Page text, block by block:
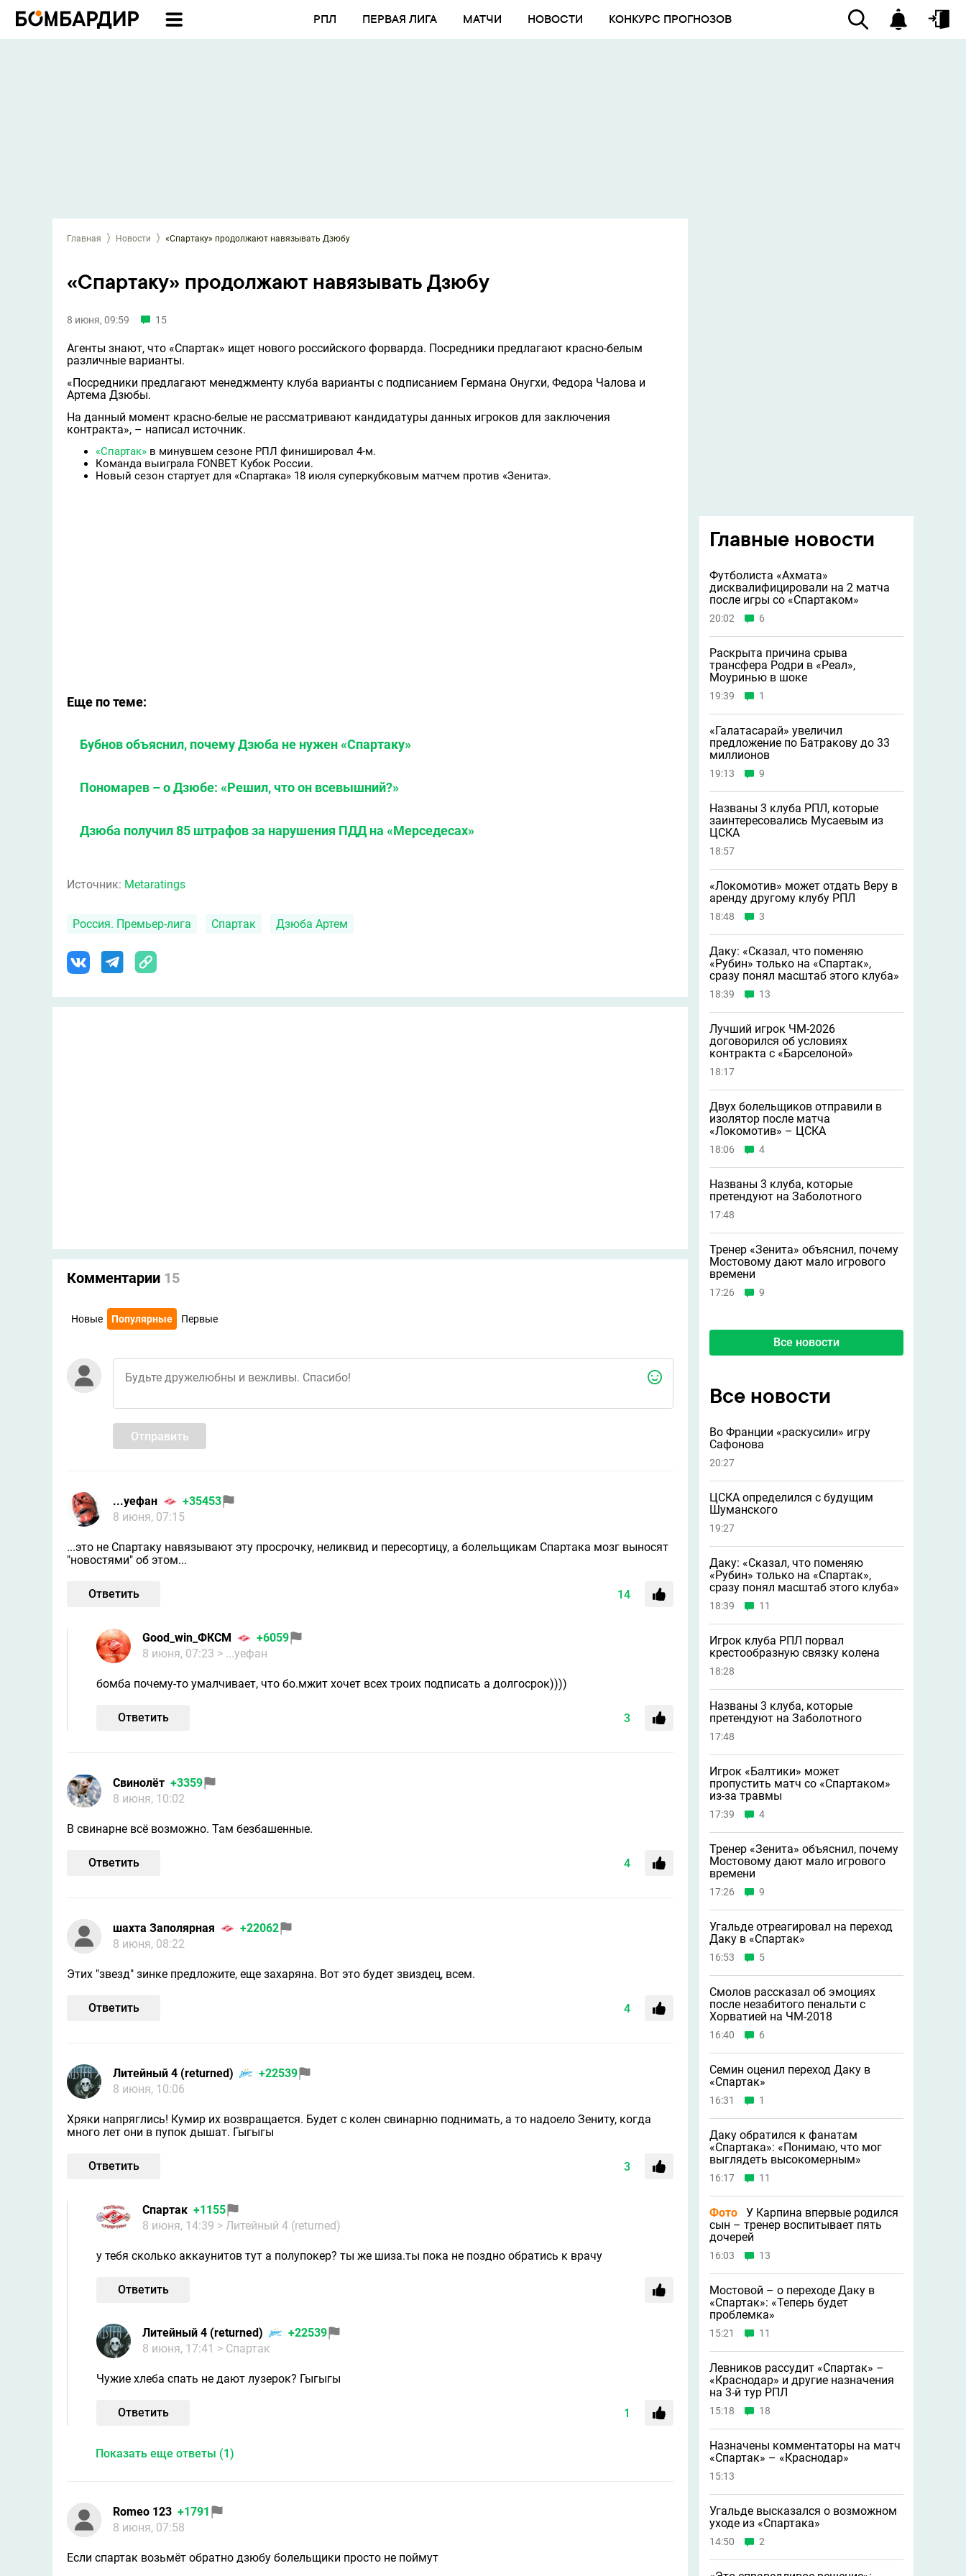
РПЛ ПЕРВАЯ ЛИГА МАТЧИ НОВОСТИ КОНКУРС ПРОГНОЗОВ
Главная Новости «Спартаку» продолжают навязывать Дзюбу
«Спартаку» продолжают навязывать Дзюбу
8 июня, 09:59 15
Агенты знают, что «Спартак» ищет нового российского форварда. Посредники предлагают красно-белым
различные варианты.
«Посредники предлагают менеджменту клуба варианты с подписанием Германа Онугхи, Фeдора Чалова и
Артeма Дзюбы.
На данный момент красно-белые не рассматривают кандидатуры данных игроков для заключения
контракта», – написал источник.
«Спартак» в минувшем сезоне РПЛ финишировал 4-м.
Команда выиграла FONBET Кубок России.
Новый сезон стартует для «Спартака» 18 июля суперкубковым матчем против «Зенита».
Еще по теме:
Бубнов объяснил, почему Дзюба не нужен «Спартаку»
Пономарев – о Дзюбе: «Решил, что он всевышний?»
Дзюба получил 85 штрафов за нарушения ПДД на «Мерседесах»
Источник: Metaratings
Россия. Премьер-лига Спартак Дзюба Артем
Комментарии 15
Новые Популярные Первые
Отправить
...уефан
+35453
8 июня, 07:15
...это не Спартаку навязывают эту просрочку, неликвид и пересортицу, а болельщикам Спартака мозг выносят
"новостями" об этом...
Ответить 14
Good_win_ФКСМ
+6059
8 июня, 07:23 > ...уефан
бомба почему-то умалчивает, что бо.мжит хочет всех троих подписать а долгосрок))))
Ответить 3
Свинолёт +3359
8 июня, 10:02
В свинарне всё возможно. Там безбашенные.
Ответить 4
шахта Заполярная
+22062
8 июня, 08:22
Этих "звезд" зинке предложите, еще захаряна. Вот это будет звиздец, всем.
Ответить 4
Литейный 4 (returned)
+22539
8 июня, 10:06
Хряки напряглись! Кумир их возвращается. Будет с колен свинарню поднимать, а то надоело Зениту, когда
много лет они в пупок дышат. Гыгыгы
Ответить 3
Спартaк +1155
8 июня, 14:39 > Литейный 4 (returned)
у тебя сколько аккаунитов тут а полупокер? ты же шиза.ты пока не поздно обратись к врачу
Ответить
Литейный 4 (returned)
+22539
8 июня, 17:41 > Спартaк
Чужие хлеба спать не дают лузерок? Гыгыгы
Ответить 1
Показать еще ответы (1)
Romeo 123 +1791
8 июня, 07:58
Если спартак возьмёт обратно дзюбу болельщики просто не поймут
Главные новости
Футболиста «Ахмата»
дисквалифицировали на 2 матча
после игры со «Спартаком»
20:02 6
Раскрыта причина срыва
трансфера Родри в «Реал»,
Моуринью в шоке
19:39 1
«Галатасарай» увеличил
предложение по Батракову до 33
миллионов
19:13 9
Названы 3 клуба РПЛ, которые
заинтересовались Мусаевым из
ЦСКА
18:57
«Локомотив» может отдать Веру в
аренду другому клубу РПЛ
18:48 3
Даку: «Сказал, что поменяю
«Рубин» только на «Спартак»,
сразу понял масштаб этого клуба»
18:39 13
Лучший игрок ЧМ-2026
договорился об условиях
контракта с «Барселоной»
18:17
Двух болельщиков отправили в
изолятор после матча
«Локомотив» – ЦСКА
18:06 4
Названы 3 клуба, которые
претендуют на Заболотного
17:48
Тренер «Зенита» объяснил, почему
Мостовому дают мало игрового
времени
17:26 9
Все новости
Все новости
Во Франции «раскусили» игру
Сафонова
20:27
ЦСКА определился с будущим
Шуманского
19:27
Даку: «Сказал, что поменяю
«Рубин» только на «Спартак»,
сразу понял масштаб этого клуба»
18:39 11
Игрок клуба РПЛ порвал
крестообразную связку колена
18:28
Названы 3 клуба, которые
претендуют на Заболотного
17:48
Игрок «Балтики» может
пропустить матч со «Спартаком»
из-за травмы
17:39 4
Тренер «Зенита» объяснил, почему
Мостовому дают мало игрового
времени
17:26 9
Угальде отреагировал на переход
Даку в «Спартак»
16:53 5
Смолов рассказал об эмоциях
после незабитого пенальти с
Хорватией на ЧМ-2018
16:40 6
Семин оценил переход Даку в
«Спартак»
16:31 1
Даку обратился к фанатам
«Спартака»: «Понимаю, что мог
выглядеть высокомерным»
16:17 11
Фото
У Карпина впервые родился
сын – тренер воспитывает пять
дочерей
16:03 13
Мостовой – о переходе Даку в
«Спартак»: «Теперь будет
проблемка»
15:21 11
Левников рассудит «Спартак» –
«Краснодар» и другие назначения
на 3-й тур РПЛ
15:18 18
Назначены комментаторы на матч
«Спартак» – «Краснодар»
15:13
Угальде высказался о возможном
уходе из «Спартака»
14:50 2